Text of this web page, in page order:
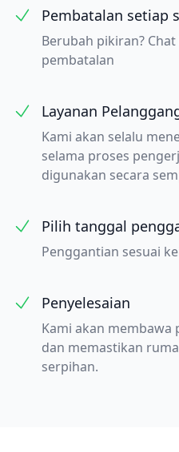
Pembatalan setiap
Berubah pikiran?
pembatalan
Layanan
Kami akan selalu
selama proses
digunakan secara
Pilih tanggal
Penggantian sesuai
Penyelesaian
Kami akan membawa
dan memastikan
serpihan.